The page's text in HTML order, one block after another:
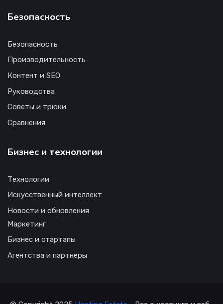
Безопасность
Безопасность
Производительность
Контент и SEO
Руководства
Советы и трюки
Сравнения
Бизнес и технологии
Технологии
Искусственный интеллект
Новости и обновления
Маркетинг
Бизнес и стартапы
Агентства и партнеры